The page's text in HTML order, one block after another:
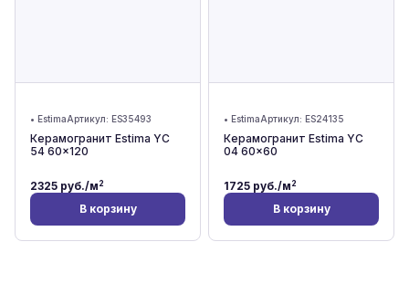
• EstimaАртикул: ES35493
Керамогранит Estima YC
54 60x120
2325 руб./м2
В корзину
• EstimaАртикул: ES24135
Керамогранит Estima YC
04 60x60
1725 руб./м2
В корзину